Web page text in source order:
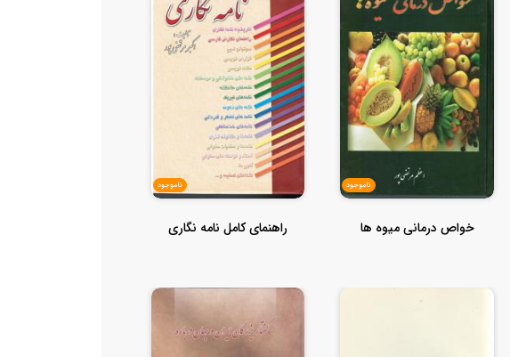
ناموجود
خواص درمانی میوه ها
ناموجود
راهنمای کامل نامه نگاری